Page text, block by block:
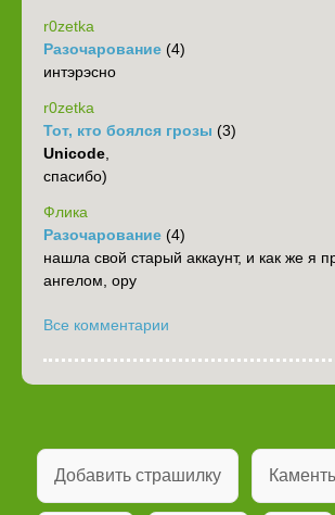
r0zetka
Разочарование (4)
интэрэсно
r0zetka
Тот, кто боялся грозы (3)
Unicode
спасибо)
Флика
Разочарование (4)
нашла свой старый аккаунт, и как же я
ангелом, ору
Все комментарии
Добавить страшилку